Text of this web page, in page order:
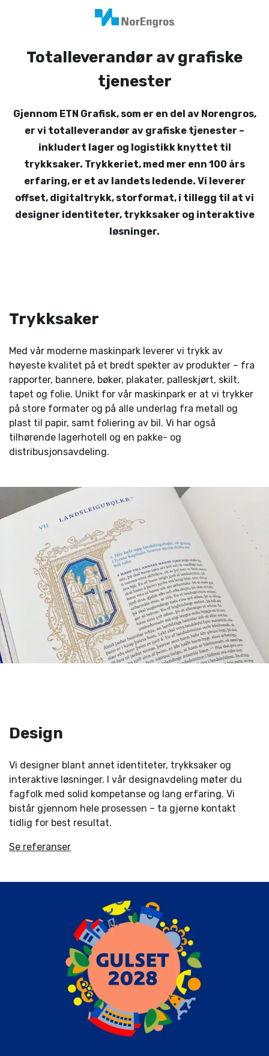
Totalleverandør av grafiske
tjenester
Gjennom ETN Grafisk, som er en del av Norengros,
er vi totalleverandør av grafiske tjenester –
inkludert lager og logistikk knyttet til
trykksaker. Trykkeriet, med mer enn 100 års
erfaring, er et av landets ledende. Vi leverer
offset, digitaltrykk, storformat, i tillegg til at vi
designer identiteter, trykksaker og interaktive
løsninger.
Trykksaker
Med vår moderne maskinpark leverer vi trykk av
høyeste kvalitet på et bredt spekter av produkter – fra
rapporter, bannere, bøker, plakater, palleskjørt, skilt,
tapet og folie. Unikt for vår maskinpark er at vi trykker
på store formater og på alle underlag fra metall og
plast til papir, samt foliering av bil. Vi har også
tilhørende lagerhotell og en pakke- og
distribusjonsavdeling.
Design
Vi designer blant annet identiteter, trykksaker og
interaktive løsninger. I vår designavdeling møter du
fagfolk med solid kompetanse og lang erfaring. Vi
bistår gjennom hele prosessen – ta gjerne kontakt
tidlig for best resultat.
Se referanser